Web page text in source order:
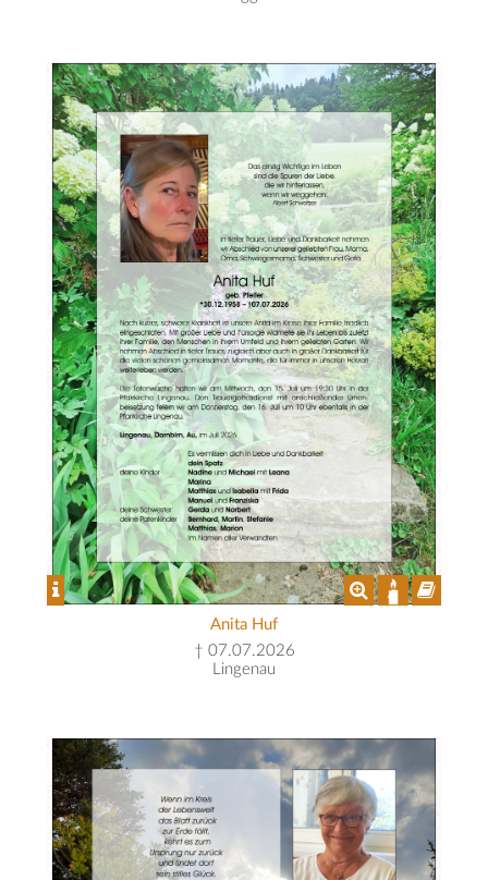
Anita Huf
† 07.07.2026
Lingenau